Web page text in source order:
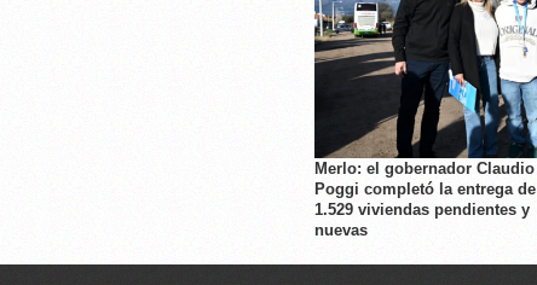
Merlo: el gobernador Claudio
Poggi completó la entrega de
1.529 viviendas pendientes y
nuevas